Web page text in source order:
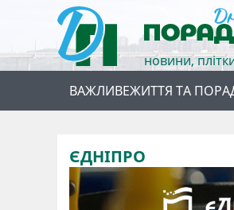
новини,
ВАЖЛИВЕЖИТТЯ ТА
ЄДНІПРО